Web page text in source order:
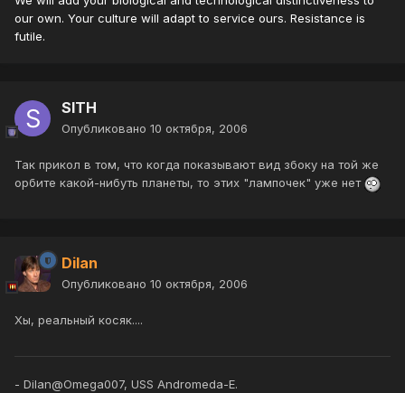
our own. Your culture will adapt to service ours. Resistance is
futile.
SITH
Опубликовано 10 октября, 2006
Так прикол в том, что когда показывают вид збоку на той же
орбите какой-нибуть планеты, то этих "лампочек" уже нет
Dilan
Опубликовано 10 октября, 2006
Хы, реальный косяк....
- Dilan@Omega007, USS Andromeda-E.